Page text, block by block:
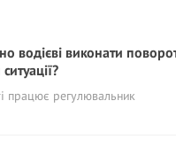
водієві виконати
працює регулювальник